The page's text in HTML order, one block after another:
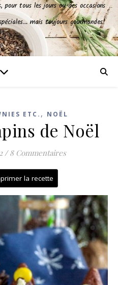
tous les jours ou des occasions
mais toujours gourmandes!
ETC. , NOËL
de Noël
/ 8 Commentaires
la recette